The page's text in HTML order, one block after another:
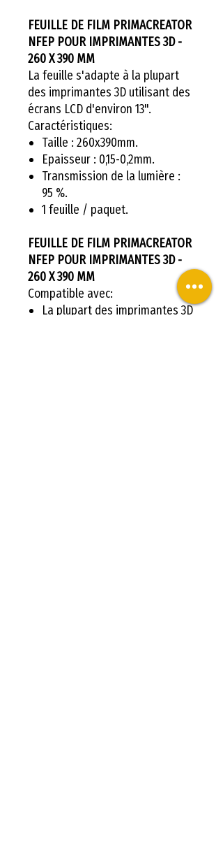
FEUILLE DE FILM PRIMACREATOR
NFEP POUR IMPRIMANTES 3D -
260 X 390 MM
La feuille s'adapte à la plupart
des imprimantes 3D utilisant des
écrans LCD d'environ 13".
Caractéristiques:
Taille : 260x390mm.
Epaisseur : 0,15-0,2mm.
Transmission de la lumière :
95 %.
1 feuille / paquet.
FEUILLE DE FILM PRIMACREATOR
NFEP POUR IMPRIMANTES 3D -
260 X 390 MM
Compatible avec:
La plupart des imprimantes 3D